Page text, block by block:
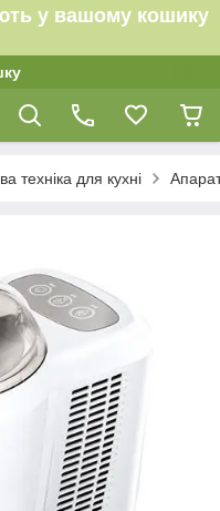
у вашому кошику
техніка для кухні